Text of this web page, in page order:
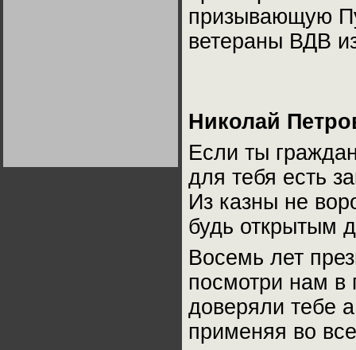
призывающую
ветераны ВДВ
Николай
Если ты
для тебя есть
Из казны не
будь открытым
Восемь лет
посмотри нам в
доверяли тебе
применяя во